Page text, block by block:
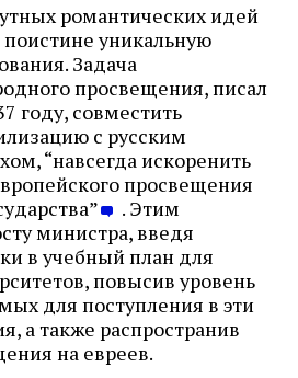
романтических идей
уникальную
Задача
просвещения, писал
году, совместить
с русским
“навсегда искоренить
просвещения
. Этим
министра, введя
в учебный план для
повысив уровень
для поступления в эти
а также распространив
на евреев.